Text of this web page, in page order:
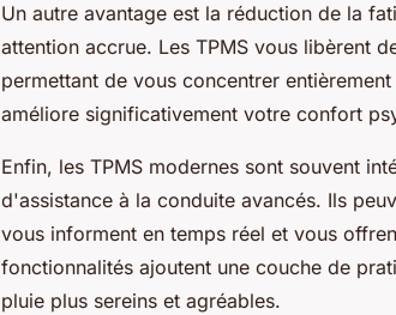
Un autre avantage est la réduction de la
attention accrue. Les TPMS vous libèrent
permettant de vous concentrer
améliore significativement votre confort
Enfin, les TPMS modernes sont souvent
d'assistance à la conduite avancés. Ils
vous informent en temps réel et vous
fonctionnalités ajoutent une couche de
pluie plus sereins et agréables.